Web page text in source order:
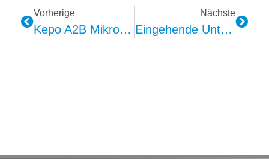
Vorherige
Kepo A2B Mikrofon: Technischer Und Qualitätsüberblick
Nächste
Eingehende Untersuchung Der Technischen Designvorteile Des Kepo SOS-Moduls